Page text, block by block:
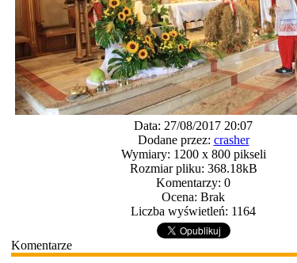
Data: 27/08/2017 20:07
Dodane przez: crasher
Wymiary: 1200 x 800 pikseli
Rozmiar pliku: 368.18kB
Komentarzy: 0
Ocena: Brak
Liczba wyświetleń: 1164
Komentarze